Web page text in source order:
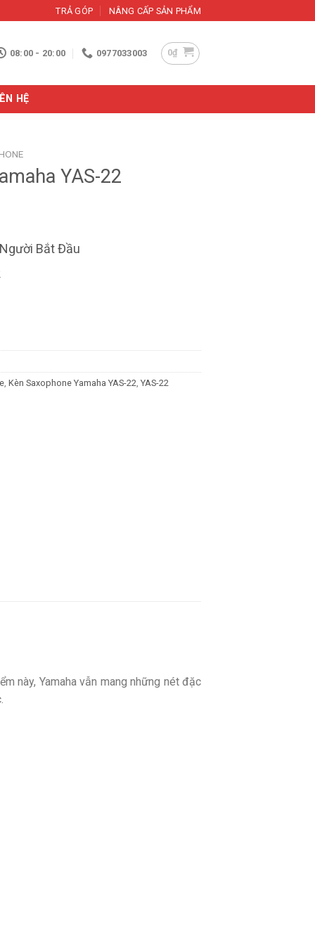
TRẢ GÓP NÂNG CẤP SẢN PHẨM
08:00 - 20:00 0977033003 0₫
HỆ
YAS-22
Bắt Đầu
Kèn Saxophone Yamaha YAS-22 YAS-22
này, Yamaha vẫn mang những nét đặc